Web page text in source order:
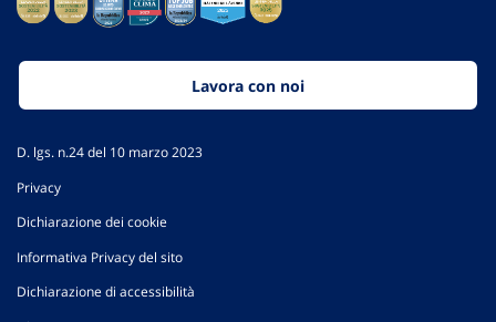
Lavora con noi
D. lgs. n.24 del 10 marzo 2023
Privacy
Dichiarazione dei cookie
Informativa Privacy del sito
Dichiarazione di accessibilità